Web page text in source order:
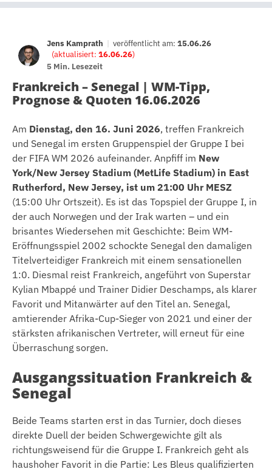
Jens Kamprath | veröffentlicht am: 15.06.26
(aktualisiert: 16.06.26)
5 Min. Lesezeit
Frankreich – Senegal | WM-Tipp,
Prognose & Quoten 16.06.2026
Am Dienstag, den 16. Juni 2026, treffen Frankreich
und Senegal im ersten Gruppenspiel der Gruppe I bei
der FIFA WM 2026 aufeinander. Anpfiff im New
York/New Jersey Stadium (MetLife Stadium) in East
Rutherford, New Jersey, ist um 21:00 Uhr MESZ
(15:00 Uhr Ortszeit). Es ist das Topspiel der Gruppe I, in
der auch Norwegen und der Irak warten – und ein
brisantes Wiedersehen mit Geschichte: Beim WM-
Eröffnungsspiel 2002 schockte Senegal den damaligen
Titelverteidiger Frankreich mit einem sensationellen
1:0. Diesmal reist Frankreich, angeführt von Superstar
Kylian Mbappé und Trainer Didier Deschamps, als klarer
Favorit und Mitanwärter auf den Titel an. Senegal,
amtierender Afrika-Cup-Sieger von 2021 und einer der
stärksten afrikanischen Vertreter, will erneut für eine
Überraschung sorgen.
Ausgangssituation Frankreich &
Senegal
Beide Teams starten erst in das Turnier, doch dieses
direkte Duell der beiden Schwergewichte gilt als
richtungsweisend für die Gruppe I. Frankreich geht als
haushoher Favorit in die Partie: Les Bleus qualifizierten